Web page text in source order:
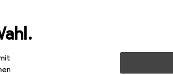
Velobekleidung